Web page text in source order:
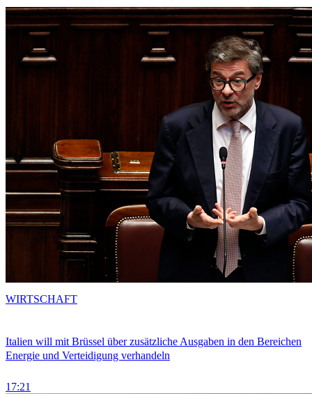
Italien will mit Brüssel über zusätzliche Ausgaben in den Bereichen
Energie und Verteidigung verhandeln
17:21
WIRTSCHAFT